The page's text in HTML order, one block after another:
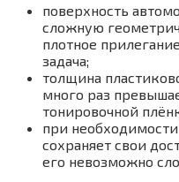
поверхность
сложную
плотное
задача;
толщина
много раз
тонировочной
при
сохраняет свои
его невозможно